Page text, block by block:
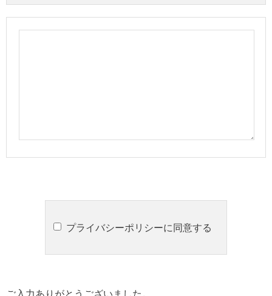
プライバシーポリシーに同意する
ご入力ありがとうございました。